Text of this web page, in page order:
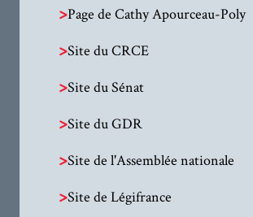
>Page de Cathy Apourceau-Poly
>Site du CRCE
>Site du Sénat
>Site du GDR
>Site de l'Assemblée nationale
>Site de Légifrance